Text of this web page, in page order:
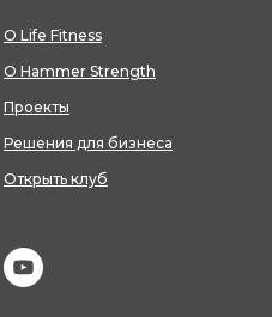
О Life Fitness
О Hammer Strength
Проекты
Решения для бизнеса
Открыть клуб